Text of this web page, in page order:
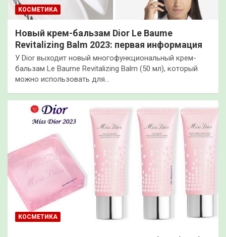
КОСМЕТИКА
Новый крем-бальзам Dior Le Baume
Revitalizing Balm 2023: первая информация
У Dior выходит новый многофункциональный крем-
бальзам Le Baume Revitalizing Balm (50 мл), который
можно использовать для…
КОСМЕТИКА